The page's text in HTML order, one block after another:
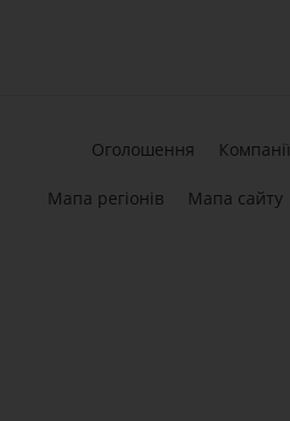
Оголошення Компанії
Мапа регіонів Мапа сайту